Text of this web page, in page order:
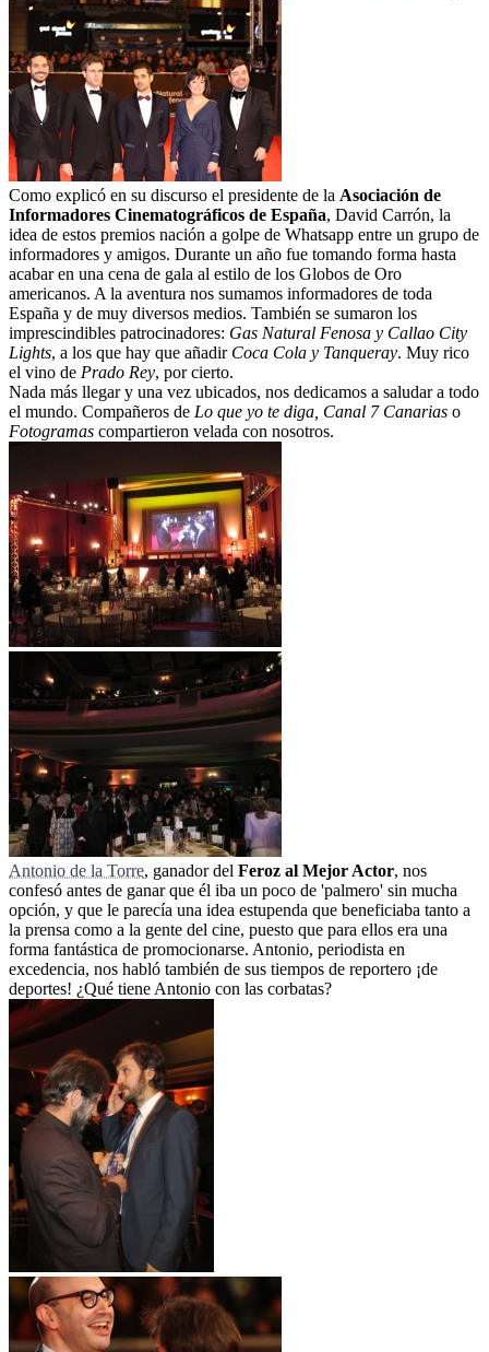
Como explicó en su discurso el presidente de la Asociación de
Informadores Cinematográficos de España, David Carrón, la
idea de estos premios nación a golpe de Whatsapp entre un grupo de
informadores y amigos. Durante un año fue tomando forma hasta
acabar en una cena de gala al estilo de los Globos de Oro
americanos. A la aventura nos sumamos informadores de toda
España y de muy diversos medios. También se sumaron los
imprescindibles patrocinadores: Gas Natural Fenosa y Callao City
Lights, a los que hay que añadirCoca Cola y Tanqueray. Muy rico
el vino de Prado Rey, por cierto.
Nada más llegar y una vez ubicados, nos dedicamos a saludar a todo
el mundo. Compañeros de Lo que yo te diga, Canal 7 Canarias o
Fotogramas compartieron velada con nosotros.
Antonio de la Torre, ganador del Feroz al Mejor Actor, nos
confesó antes de ganar que él iba un poco de 'palmero' sin mucha
opción, y que le parecía una idea estupenda que beneficiaba tanto a
la prensa como a la gente del cine, puesto que para ellos era una
forma fantástica de promocionarse. Antonio, periodista en
excedencia, nos habló también de sus tiempos de reportero ¡de
deportes! ¿Qué tiene Antonio con las corbatas?